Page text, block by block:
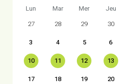
Lun Mar Mer Jeu
27
28 29 30
3
4 5 6
10
11 12 13
17
18 19 20